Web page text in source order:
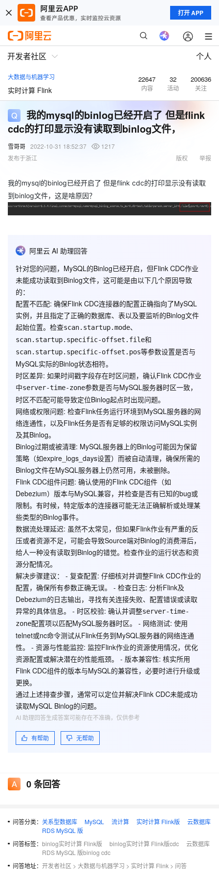
打开 APP
开发者社区 个人
大数据与机器学习
实时计算 Flink
22647
内容
32
活动
200636
关注
我的mysql的binlog已经开启了 但是flink
cdc的打印显示没有读取到binlog文件，
雪哥哥 2022-10-31 18:52:37
1217
发布于浙江
举报
版权
我的mysql的binlog已经开启了 但是flink cdc的打印显示没有读取
到binlog文件，这是啥原因？
阿里云 AI 助理回答
针对您的问题，MySQL的Binlog已经开启，但Flink CDC作业
未能成功读取到Binlog文件，这可能是由以下几个原因导致
的：
配置不匹配: 确保Flink CDC连接器的配置正确指向了MySQL
实例，并且指定了正确的数据库、表以及要监听的Binlog文件
起始位置。检查scan.startup.mode、
scan.startup.specific-offset.file和
scan.startup.specific-offset.pos等参数设置是否与
MySQL实际的Binlog状态相符。
时区差异: 如果时间戳字段存在时区问题，确认Flink CDC作业
中server-time-zone参数是否与MySQL服务器时区一致，
时区不匹配可能导致定位Binlog起点时出现问题。
网络或权限问题: 检查Flink任务运行环境到MySQL服务器的网
络连通性，以及Flink任务是否有足够的权限访问MySQL实例
及其Binlog。
Binlog过期或被清理: MySQL服务器上的Binlog可能因为保留
策略（如expire_logs_days设置）而被自动清理，确保所需的
Binlog文件在MySQL服务器上仍然可用，未被删除。
Flink CDC组件问题: 确认使用的Flink CDC组件（如
Debezium）版本与MySQL兼容，并检查是否有已知的bug或
限制。有时候，特定版本的连接器可能无法正确解析或处理某
些类型的Binlog事件。
数据流处理延迟: 虽然不太常见，但如果Flink作业有严重的反
压或者资源不足，可能会导致Source端对Binlog的消费滞后，
给人一种没有读取到Binlog的错觉。检查作业的运行状态和资
源分配情况。
解决步骤建议： - 复查配置: 仔细核对并调整Flink CDC作业的
配置，确保所有参数正确无误。 - 检查日志: 分析Flink及
Debezium的日志输出，寻找有关连接失败、配置错误或读取
异常的具体信息。 - 时区校验: 确认并调整server-time-
zone配置项以匹配MySQL服务器时区。 - 网络测试: 使用
telnet或nc命令测试从Flink任务到MySQL服务器的网络连通
性。 - 资源与性能监控: 监控Flink作业的资源使用情况，优化
资源配置或解决潜在的性能瓶颈。 - 版本兼容性: 核实所用
Flink CDC组件的版本与MySQL的兼容性，必要时进行升级或
更换。
通过上述排查步骤，通常可以定位并解决Flink CDC未能成功
读取MySQL Binlog的问题。
有帮助 无帮助
AI 助理回答生成答案可能存在不准确，仅供参考
0条回答
问答分类： 关系型数据库 MySQL 流计算 实时计算 Flink版
云数据库
RDS MySQL 版
问答标签： binlog实时计算 Flink版 binlog实时计算 Flink版cdc
云数据库
RDS MySQL 版binlog cdc
问答地址： 开发者社区 > 大数据与机器学习 > 实时计算 Flink > 问答